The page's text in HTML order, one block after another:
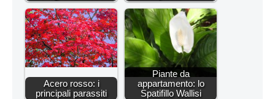
Acero rosso: i
principali parassiti
Piante da
appartamento: lo
Spatifillo Wallisi